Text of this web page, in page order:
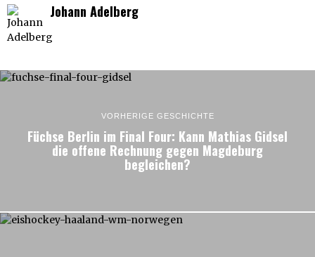
Johann Adelberg
VORHERIGE GESCHICHTE
Füchse Berlin im Final Four: Kann Mathias Gidsel
die offene Rechnung gegen Magdeburg
begleichen?